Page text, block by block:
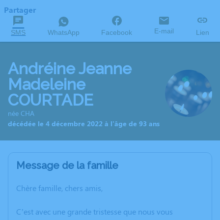
Partager
SMS WhatsApp Facebook E-mail Lien
Andréine Jeanne
Madeleine
COURTADE
née CHA
décédée le 4 décembre 2022 à l'âge de 93 ans
Message de la famille
Chère famille, chers amis,
C’est avec une grande tristesse que nous vous